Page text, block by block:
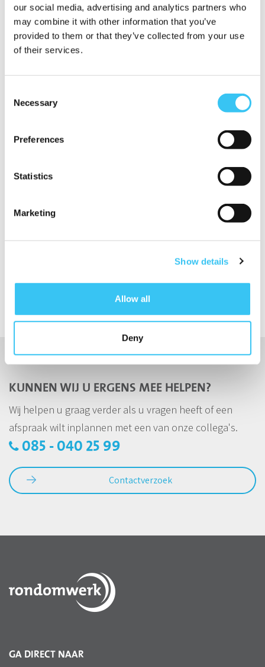
our social media, advertising and analytics partners who
may combine it with other information that you’ve
provided to them or that they’ve collected from your use
of their services.
Selection
Necessary
Preferences
Statistics
Marketing
Show details
Allow all
Deny
DE HAND?
KUNNEN WIJ U ERGENS MEE HELPEN?
Wij helpen u graag verder als u vragen heeft of een
afspraak wilt inplannen met een van onze collega's.
085 - 040 25 99
Contactverzoek
GA DIRECT NAAR